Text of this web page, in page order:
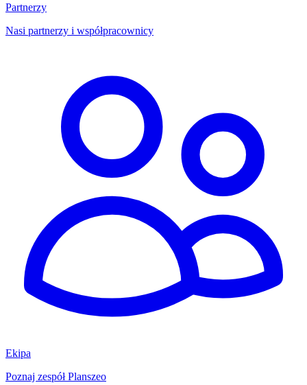
Partnerzy
Nasi partnerzy i współpracownicy
Ekipa
Poznaj zespół Planszeo